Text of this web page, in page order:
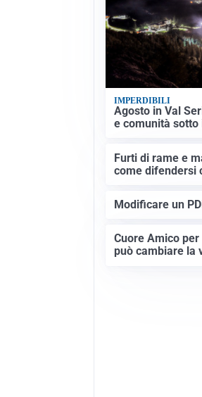
IMPERDIBILI
Agosto in Val
e comunità sotto
Furti di rame e
come difendersi
Modificare un
Cuore Amico per
può cambiare la